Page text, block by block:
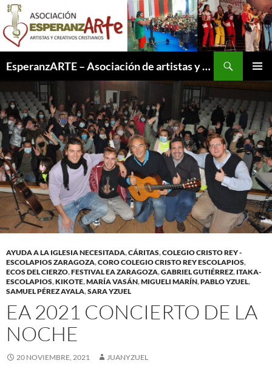
Saltar
contenido
EsperanzARTE – Asociación de artistas y creativos cristianos
AYUDA A LA IGLESIA NECESITADA,CÁRITAS,COLEGIO CRISTO REY -
ESCOLAPIOS ZARAGOZA,CORO COLEGIO CRISTO REY ESCOLAPIOS,
ECOS DEL CIERZO,FESTIVAL EA ZARAGOZA,GABRIEL GUTIÉRREZ, ITAKA-
ESCOLAPIOS,KIKOTE,MARÍA VASÁN,MIGUELI MARÍN,PABLO YZUEL,
SAMUEL PÉREZ AYALA,SARA YZUEL
EA 2021 CONCIERTO DE LA
NOCHE
20 NOVIEMBRE, 2021 JUANYZUEL